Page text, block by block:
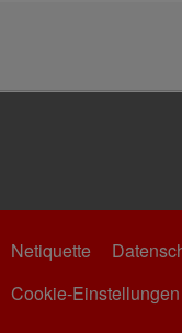
Netiquette
Cookie-Einstellungen